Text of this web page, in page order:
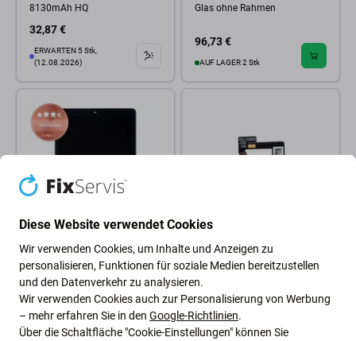
8130mAh HQ
32,87 €
ERWARTEN 5 Stk,
(12.08.2026)
Glas ohne Rahmen
96,73 €
AUF LAGER 2 Stk
Apple
LCD-Display für iPad Pro 10.5"
(2017), Black, Touchscreen-
Glas ohne Rahmen,
Refurbished
134,46 €
Apple
Apple iPad Pro 10.5 (2017),
iPad Air (3rd Gen 2019) -
Home Taste + Flex Kabel
(Silver)
2,88 €
Diese Website verwendet Cookies
Wir verwenden Cookies, um Inhalte und Anzeigen zu
personalisieren, Funktionen für soziale Medien bereitzustellen
und den Datenverkehr zu analysieren.
Wir verwenden Cookies auch zur Personalisierung von Werbung
– mehr erfahren Sie in den Google-Richtlinien.
Über die Schaltfläche "Cookie-Einstellungen" können Sie